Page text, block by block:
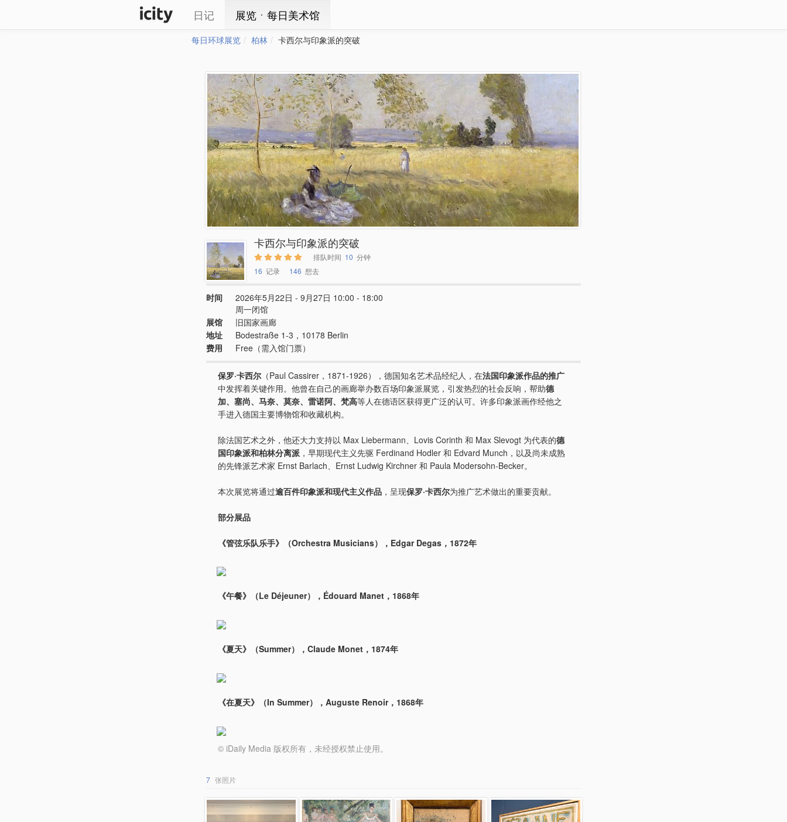
日记 展览ㆍ每日美术馆
每日环球展览 柏林 卡西尔与印象派的突破
卡西尔与印象派的突破
排队时间 10 分钟
16 记录 146 想去
时间
2026年5月22日 - 9月27日 10:00 - 18:00
周一闭馆
展馆
旧国家画廊
地址
Bodestraße 1-3，10178 Berlin
费用
Free（需入馆门票）
保罗·卡西尔 （Paul Cassirer，1871-1926），德国知名艺术品经纪人，在法国印象派作品的推广
中发挥着关键作用。他曾在自己的画廊举办数百场印象派展览，引发热烈的社会反响，帮助德
加、塞尚、马奈、莫奈、雷诺阿、梵高等人在德语区获得更广泛的认可。许多印象派画作经他之
手进入德国主要博物馆和收藏机构。
除法国艺术之外，他还大力支持以 Max Liebermann、Lovis Corinth 和 Max Slevogt 为代表的德
国印象派和柏林分离派 ，早期现代主义先驱 Ferdinand Hodler 和 Edvard Munch，以及尚未成熟
的先锋派艺术家 Ernst Barlach、Ernst Ludwig Kirchner 和 Paula Modersohn-Becker。
本次展览将通过逾百件印象派和现代主义作品 ，呈现保罗·卡西尔为推广艺术做出的重要贡献。
部分展品
《管弦乐队乐手》（Orchestra Musicians），Edgar Degas，1872年
《午餐》（Le Déjeuner），Édouard Manet，1868年
《夏天》（Summer），Claude Monet，1874年
《在夏天》（In Summer），Auguste Renoir，1868年
© iDaily Media 版权所有，未经授权禁止使用。
7 张照片